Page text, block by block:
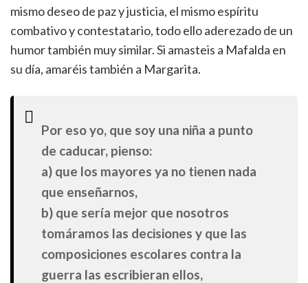
mismo deseo de paz y justicia, el mismo espíritu
combativo y contestatario, todo ello aderezado de un
humor también muy similar. Si amasteis a Mafalda en
su día, amaréis también a Margarita.
Por eso yo, que soy una niña a punto
de caducar, pienso:
a) que los mayores ya no tienen nada
que enseñarnos,
b) que sería mejor que nosotros
tomáramos las decisiones y que las
composiciones escolares contra la
guerra las escribieran ellos,